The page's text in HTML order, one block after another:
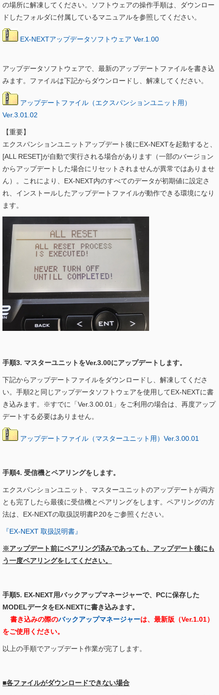
の場所に解凍してください。ソフトウェアの操作手順は、ダウンロー
ドしたフォルダに付属しているマニュアルを参照してください。
EX-NEXTアップデータソフトウェア Ver.1.00
アップデータソフトウェアで、最新のアップデートファイルを書き込
みます。ファイルは下記からダウンロードし、解凍してください。
アップデートファイル（エクスパンションユニット用）
Ver.3.01.02
【重要】
エクスパンションユニットアップデート後にEX-NEXTを起動すると、
[ALL RESET]が自動で実行される場合があります（一部のバージョン
からアップデートした場合にリセットされませんが異常ではありませ
ん）。これにより、EX-NEXT内のすべてのデータが初期値に設定さ
れ、インストールしたアップデートファイルが動作できる環境になり
ます。
手順3. マスターユニットをVer.3.00にアップデートします。
下記からアップデートファイルをダウンロードし、解凍してくださ
い。手順2と同じアップデータソフトウェアを使用してEX-NEXTに書
き込みます。※すでに「Ver.3.00.01」をご利用の場合は、再度アップ
デートする必要はありません。
アップデートファイル（マスターユニット用）Ver.3.00.01
手順4. 受信機とペアリングをします。
エクスパンションユニット、マスターユニットのアップデートが両方
とも完了したら最後に受信機とペアリングをします。ペアリングの方
法は、EX-NEXTの取扱説明書P.20をご参照ください。
『EX-NEXT 取扱説明書』
※アップデート前にペアリング済みであっても、アップデート後にも
う一度ペアリングをしてください。
手順5. EX-NEXT用バックアップマネージャーで、PCに保存した
MODELデータをEX-NEXTに書き込みます。
書き込みの際のバックアップマネージャーは、最新版（Ver.1.01）
をご使用ください。
以上の手順でアップデート作業が完了します。
■各ファイルがダウンロードできない場合